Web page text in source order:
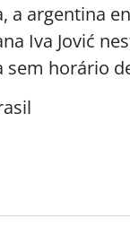
a argentina
Iva Jović
sem horário